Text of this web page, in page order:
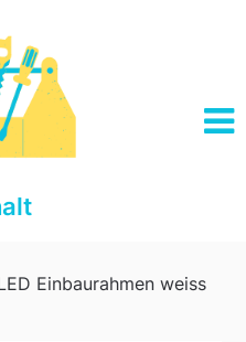
Einbaurahmen weiss